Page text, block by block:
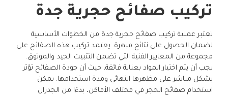
تركيب صفائح حجرية جدة
تعتبر عملية تركيب صفائح حجرية جدة من الخطوات الأساسية
لضمان الحصول على نتائج مبهرة. يعتمد تركيب هذه الصفائح على
مجموعة من المعايير الفنية التي تضمن التثبيت الجيد والموثوق.
يجب أن يتم اختيار المواد بعناية فائقة، حيث أن جودة الصفائح تؤثر
بشكل مباشر على مظهرها النهائي ومدة استخدامها. يمكن
استخدام صفائح الحجر في مختلف الأماكن، بدءًا من الجدران